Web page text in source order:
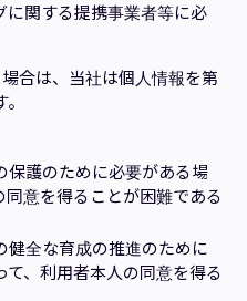
に関する提携事業者等に必
合は、当社は個人情報を第
保護のために必要がある場
意を得ることが困難である
健全な育成の推進のために
、利用者本人の同意を得る